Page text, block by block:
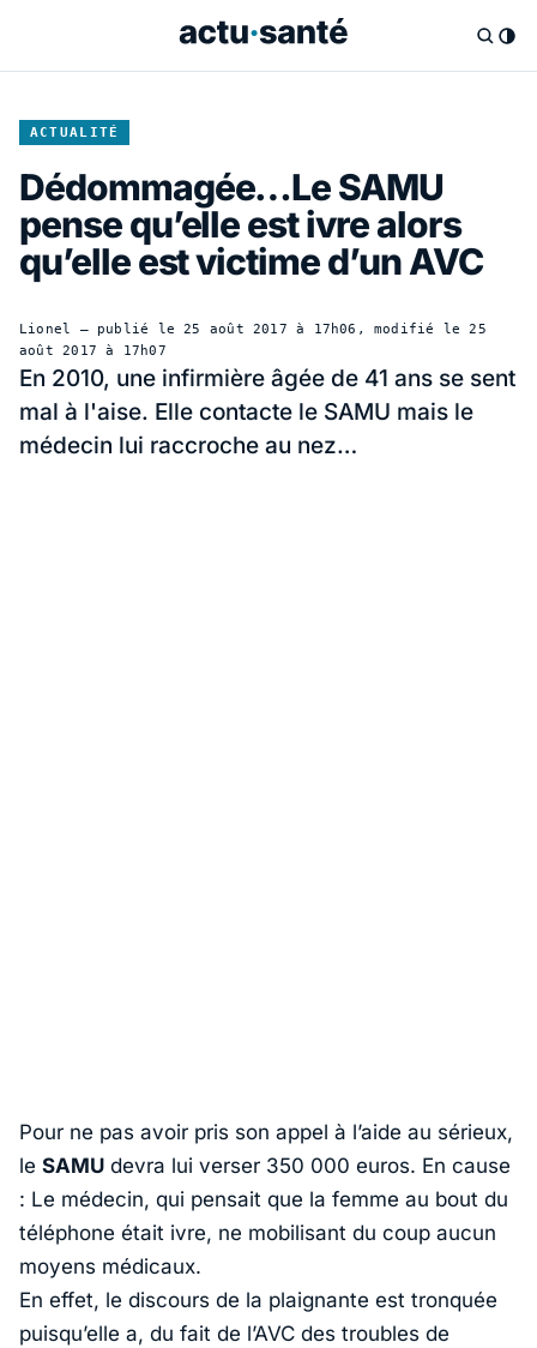
ACTUALITÉ
Dédommagée…Le SAMU
pense qu’elle est ivre alors
qu’elle est victime d’un AVC
Lionel — publié le25 août 2017 à 17h06 , modifié le25
août 2017 à 17h07
En 2010, une infirmière âgée de 41 ans se sent
mal à l'aise. Elle contacte le SAMU mais le
médecin lui raccroche au nez…
Pour ne pas avoir pris son appel à l’aide au sérieux,
le SAMU devra lui verser 350 000 euros. En cause
: Le médecin, qui pensait que la femme au bout du
téléphone était ivre, ne mobilisant du coup aucun
moyens médicaux.
En effet, le discours de la plaignante est tronquée
puisqu’elle a, du fait de l’AVC des troubles de